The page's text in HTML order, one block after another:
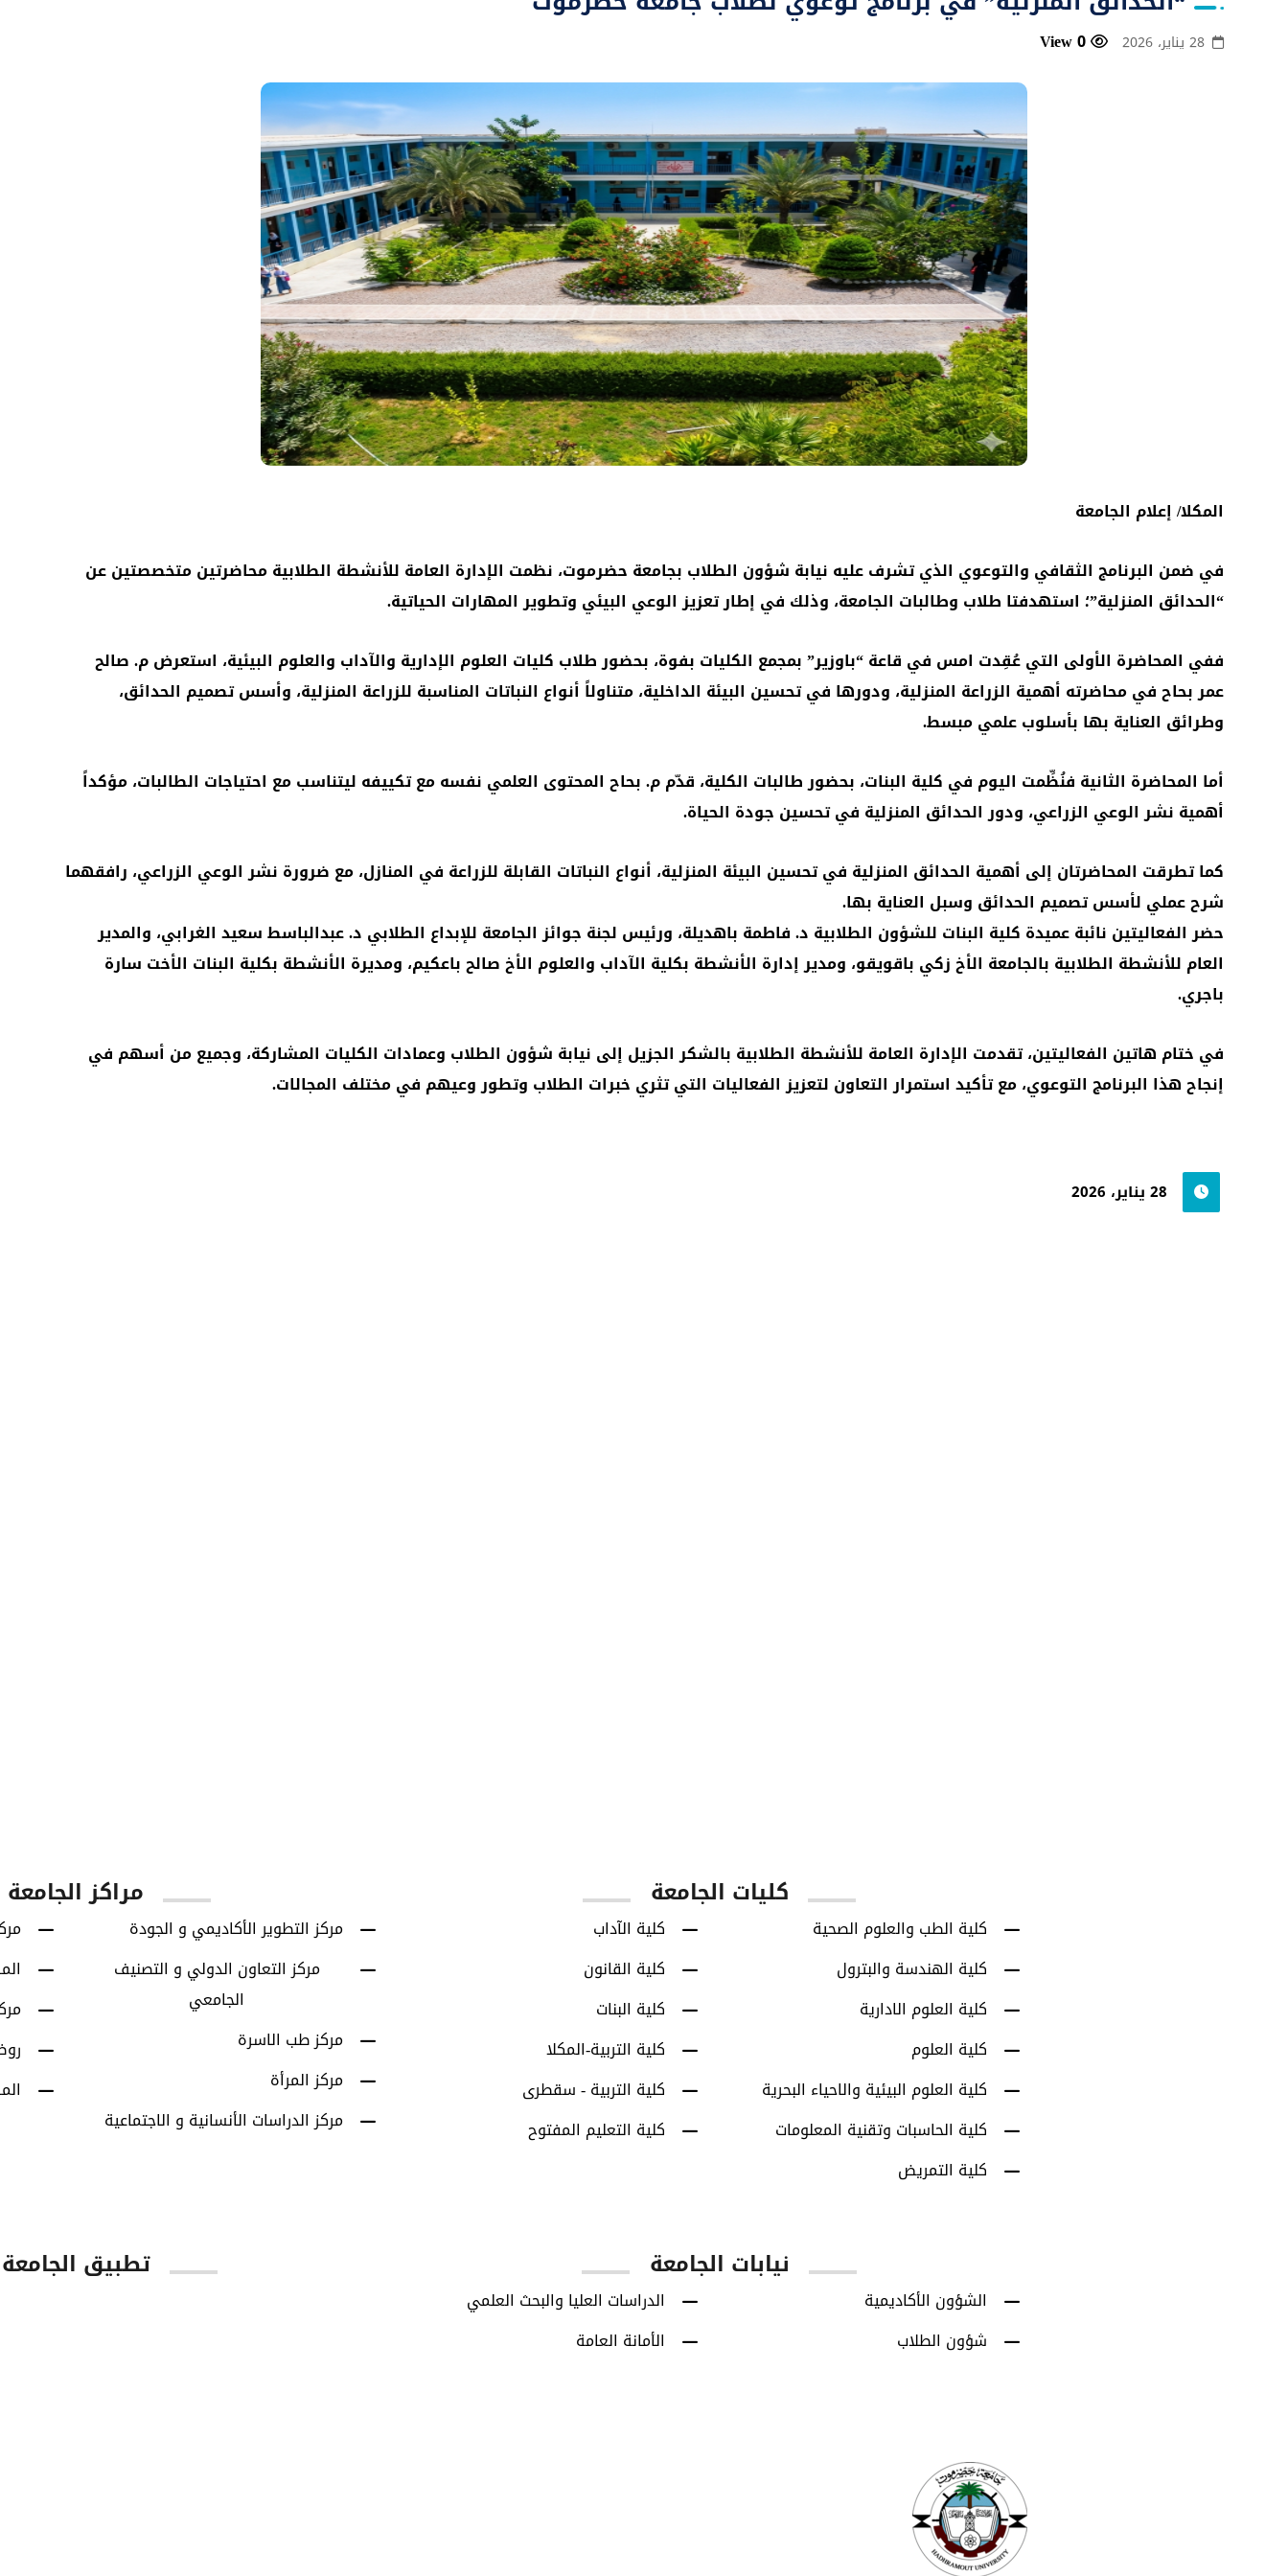
28 يناير، 2026 0 View
المكلا/ إعلام الجامعة
في ضمن البرنامج الثقافي والتوعوي الذي تشرف عليه نيابة شؤون الطلاب بجامعة حضرموت، نظمت الإدارة العامة للأنشطة الطلابية محاضرتين متخصصتين عن
“الحدائق المنزلية”؛ استهدفتا طلاب وطالبات الجامعة، وذلك في إطار تعزيز الوعي البيئي وتطوير المهارات الحياتية.
ففي المحاضرة الأولى التي عُقِدت امس في قاعة “باوزير” بمجمع الكليات بفوة، بحضور طلاب كليات العلوم الإدارية والآداب والعلوم البيئية، استعرض م. صالح
عمر بحاح في محاضرته أهمية الزراعة المنزلية، ودورها في تحسين البيئة الداخلية، متناولاً أنواع النباتات المناسبة للزراعة المنزلية، وأسس تصميم الحدائق،
وطرائق العناية بها بأسلوب علمي مبسط.
أما المحاضرة الثانية فنُظِّمت اليوم في كلية البنات، بحضور طالبات الكلية، قدّم م. بحاح المحتوى العلمي نفسه مع تكييفه ليتناسب مع احتياجات الطالبات، مؤكداً
أهمية نشر الوعي الزراعي، ودور الحدائق المنزلية في تحسين جودة الحياة.
كما تطرقت المحاضرتان إلى أهمية الحدائق المنزلية في تحسين البيئة المنزلية، أنواع النباتات القابلة للزراعة في المنازل، مع ضرورة نشر الوعي الزراعي، رافقهما
شرح عملي لأسس تصميم الحدائق وسبل العناية بها.
حضر الفعاليتين نائبة عميدة كلية البنات للشؤون الطلابية د. فاطمة باهديلة، ورئيس لجنة جوائز الجامعة للإبداع الطلابي د. عبدالباسط سعيد الغرابي، والمدير
العام للأنشطة الطلابية بالجامعة الأخ زكي باقويقو، ومدير إدارة الأنشطة بكلية الآداب والعلوم الأخ صالح باعكيم، ومديرة الأنشطة بكلية البنات الأخت سارة
باجري.
في ختام هاتين الفعاليتين، تقدمت الإدارة العامة للأنشطة الطلابية بالشكر الجزيل إلى نيابة شؤون الطلاب وعمادات الكليات المشاركة، وجميع من أسهم في
إنجاح هذا البرنامج التوعوي، مع تأكيد استمرار التعاون لتعزيز الفعاليات التي تثري خبرات الطلاب وتطور وعيهم في مختلف المجالات.
28 يناير، 2026
مراكز الجامعة
مركز التطوير الأكاديمي و الجودة
مركز التعاون الدولي و التصنيف
الجامعي
مركز طب الاسرة
مركز المرأة
مركز الدراسات الأنسانية و الاجتماعية
كليات الجامعة
كلية الآداب
كلية القانون
كلية البنات
كلية التربية-المكلا
كلية التربية - سقطرى
كلية التعليم المفتوح
كلية الطب والعلوم الصحية
كلية الهندسة والبترول
كلية العلوم الادارية
كلية العلوم
كلية العلوم البيئية والاحياء البحرية
كلية الحاسبات وتقنية المعلومات
كلية التمريض
تطبيق الجامعة نيابات الجامعة
الدراسات العليا والبحث العلمي
الأمانة العامة
الشؤون الأكاديمية
شؤون الطلاب